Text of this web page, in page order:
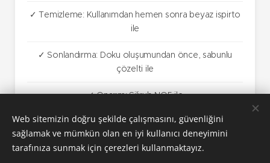
✓ Temizleme: Kullanımdan hemen sonra beyaz ispirto
ile
✓ Sonlandırma: Doku oluşumundan önce, sabunlu
çözelti ile
✓ Onarım: Silirub NO5 ile
Web sitemizin doğru şekilde çalışmasını, güvenliğini
sağlamak ve mümkün olan en iyi kullanıcı deneyimini
tarafınıza sunmak için çerezleri kullanmaktayız.